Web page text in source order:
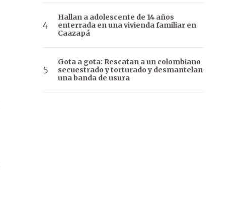
Hallan a adolescente de 14 años
enterrada en una vivienda familiar en
Caazapá
Gota a gota: Rescatan a un colombiano
secuestrado y torturado y desmantelan
una banda de usura